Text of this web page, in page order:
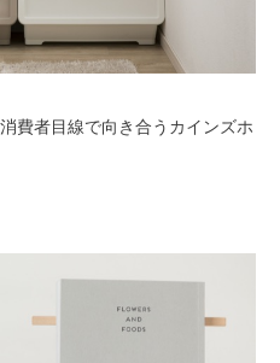
費者⽬線で向き合うカインズホ